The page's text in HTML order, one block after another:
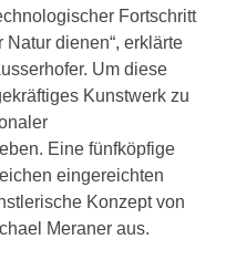
Fortschritt
dienen“, erklärte
Um diese
Kunstwerk zu
Eine fünfköpfige
eingereichten
Konzept von
Meraner aus.